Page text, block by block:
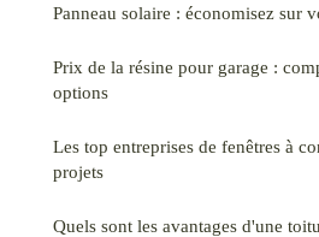
Panneau solaire : économisez sur
Prix de la résine pour garage :
options
Les top entreprises de fenêtres à
projets
Quels sont les avantages d'une